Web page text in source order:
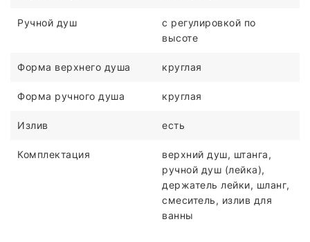
Ручной душ
c регулировкой по
высоте
Форма верхнего душа круглая
Форма ручного душа круглая
Излив есть
Комплектация
верхний душ, штанга,
ручной душ (лейка),
держатель лейки, шланг,
смеситель, излив для
ванны